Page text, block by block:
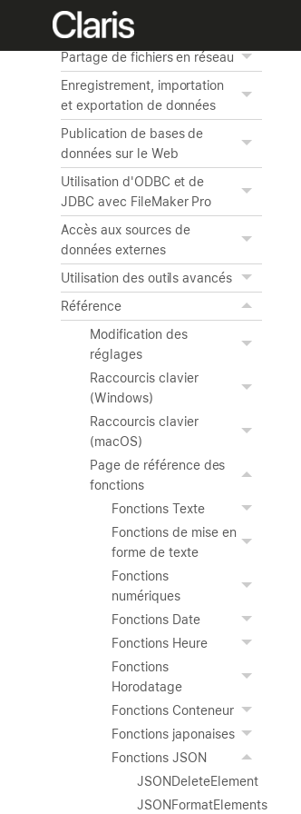
Gestion de la sécurité
Partage de fichiers en réseau
Enregistrement, importation
et exportation de données
Publication de bases de
données sur le Web
Utilisation d'ODBC et de
JDBC avec FileMaker Pro
Accès aux sources de
données externes
Utilisation des outils avancés
Référence
Modification des
réglages
Raccourcis clavier
(Windows)
Raccourcis clavier
(macOS)
Page de référence des
fonctions
Fonctions Texte
Fonctions de mise en
forme de texte
Fonctions
numériques
Fonctions Date
Fonctions Heure
Fonctions
Horodatage
Fonctions Conteneur
Fonctions japonaises
Fonctions JSON
JSONDeleteElement
JSONFormatElements